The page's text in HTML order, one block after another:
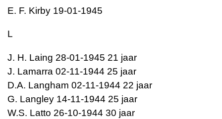
E. F. Kirby 19-01-1945
L
J. H. Laing 28-01-1945 21 jaar
J. Lamarra 02-11-1944 25 jaar
D.A. Langham 02-11-1944 22 jaar
G. Langley 14-11-1944 25 jaar
W.S. Latto 26-10-1944 30 jaar